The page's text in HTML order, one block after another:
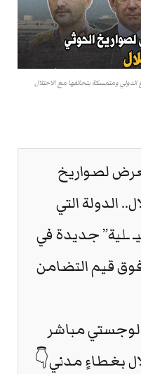
الدولي ومتمسكة بتحالفها مع الاحتلال
لصواريخ
الدولة التي
ـلية” جديدة في
قيم التضامن
لوجستي مباشر
بغطاءٍ مدني👇